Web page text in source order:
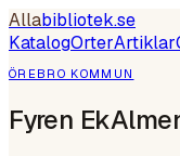
Allabibliotek.se
KatalogOrterArtiklar
ÖREBRO KOMMUN
Fyren